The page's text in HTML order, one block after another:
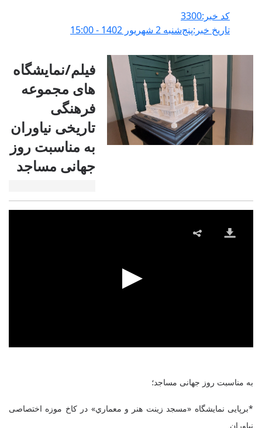
کد خبر:3300
تاریخ خبر:پنج‌شنبه 2 شهريور 1402 - 15:00
فیلم/نمایشگاه
های مجموعه
فرهنگی
تاریخی نیاوران
به مناسبت روز
جهانی مساجد
به مناسبت روز جهانی مساجد؛
*برپایی نمايشگاه «مسجد زينت هنر و معماري» در کاخ موزه اختصاصی
نیاوران